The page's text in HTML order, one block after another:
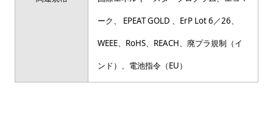
ーク、 EPEAT GOLD 、ErP Lot 6／26、
WEEE、RoHS、REACH、廃プラ規制（イ
ンド）、電池指令（EU）